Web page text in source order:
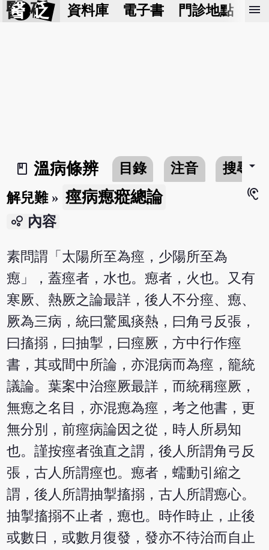
醫 砭 資料庫 電子書 門診地點 預
menu
book_2
溫病條辨 目錄 注音 搜尋arrow_drop_down
解兒難» 痙病瘛瘲總論
hearing
bubble_chart 內容
素問謂「太陽所至為痙，少陽所至為
瘛」，蓋痙者，水也。瘛者，火也。又有
寒厥、熱厥之論最詳，後人不分痙、瘛、
厥為三病，統曰驚風痰熱，曰角弓反張，
曰搐搦，曰抽掣，曰痙厥，方中行作痙
書，其或間中所論，亦混病而為痙，籠統
議論。葉案中治痙厥最詳，而統稱痙厥，
無瘛之名目，亦混瘛為痙，考之他書，更
無分別，前痙病論因之從，時人所易知
也。謹按痙者強直之謂，後人所謂角弓反
張，古人所謂痙也。瘛者，蠕動引縮之
謂，後人所謂抽掣搐搦，古人所謂瘛心。
抽掣搐搦不止者，瘛也。時作時止，止後
或數日，或數月復發，發亦不待治而自止